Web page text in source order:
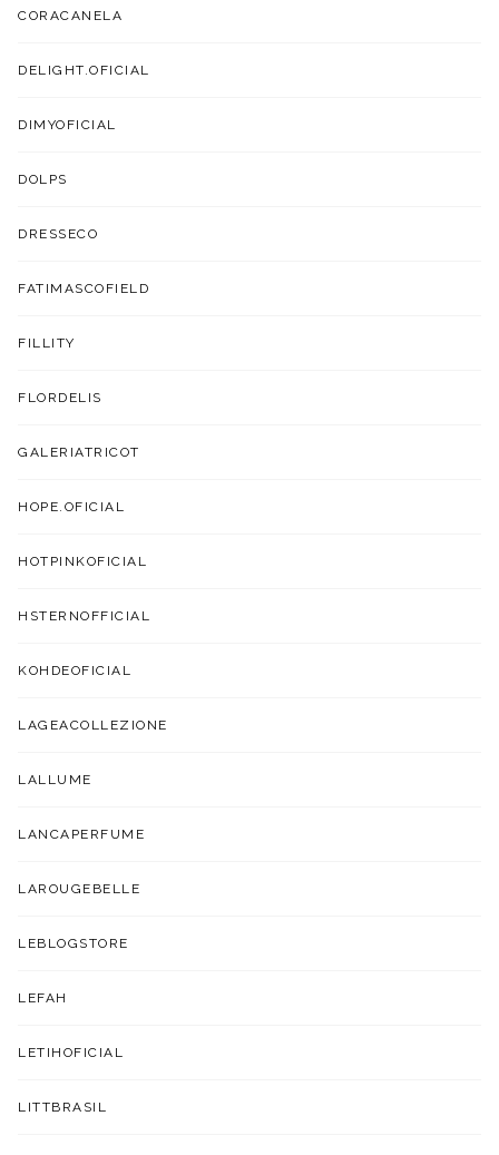
CORACANELA
DELIGHT.OFICIAL
DIMYOFICIAL
DOLPS
DRESSECO
FATIMASCOFIELD
FILLITY
FLORDELIS
GALERIATRICOT
HOPE.OFICIAL
HOTPINKOFICIAL
HSTERNOFFICIAL
KOHDEOFICIAL
LAGEACOLLEZIONE
LALLUME
LANCAPERFUME
LAROUGEBELLE
LEBLOGSTORE
LEFAH
LETIHOFICIAL
LITTBRASIL